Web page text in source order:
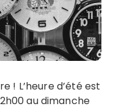
au dimanche